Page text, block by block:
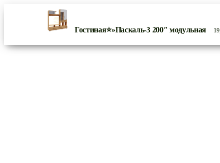
Гостиная⭐»Паскаль-3 200″ модульная